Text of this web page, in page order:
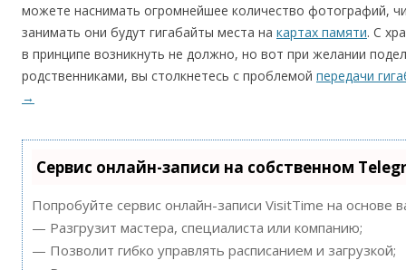
можете наснимать огромнейшее количество фотографий,
занимать они будут гигабайты места на картах памяти. С
в принципе возникнуть не должно, но вот при желании
родственниками, вы столкнетесь с проблемой передачи
→
Сервис онлайн-записи на собственном
Попробуйте сервис онлайн-записи VisitTime на основе
— Разгрузит мастера, специалиста или компанию;
— Позволит гибко управлять расписанием и загрузкой;